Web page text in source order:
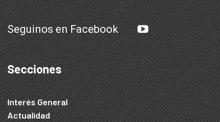
Seguinos en Facebook
Secciones
Interés General
Actualidad